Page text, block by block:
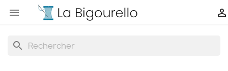
 
search